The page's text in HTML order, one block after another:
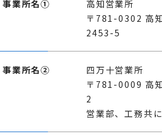
事業所名①
高知営業所
〒781-0302 高
2453-5
事業所名②
四万十営業所
〒781-0009 高
2
営業部、工務共